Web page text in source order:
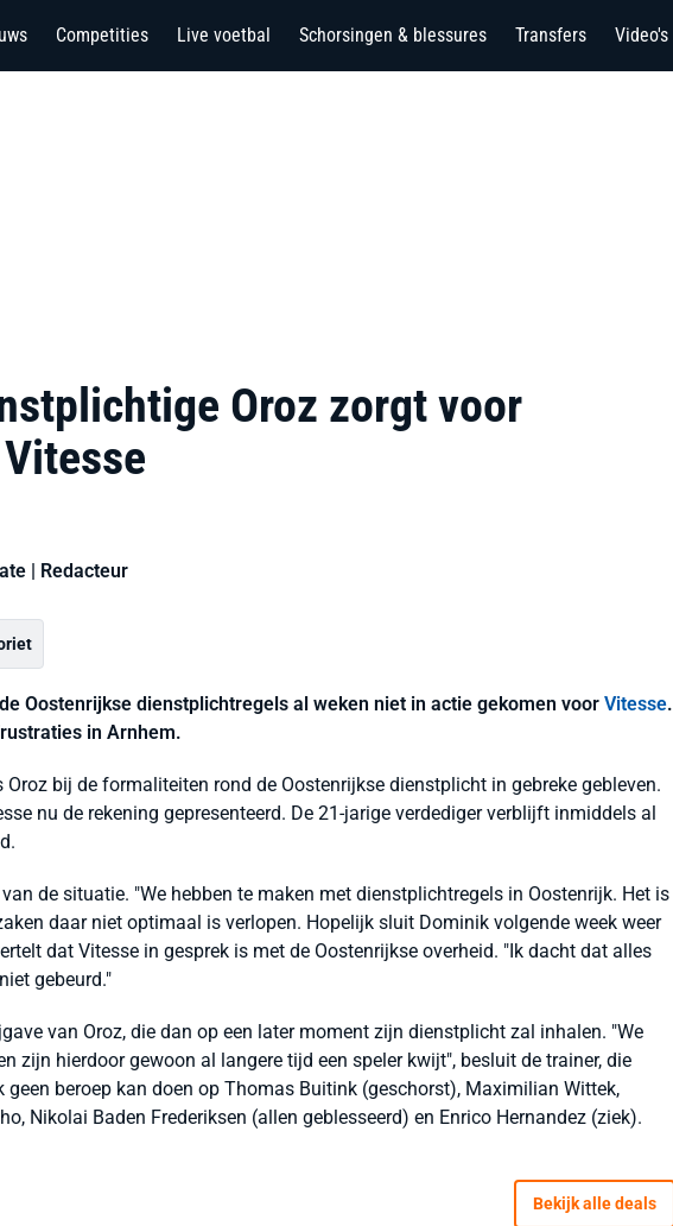
Competities Live voetbal Schorsingen & blessures Transfers Video's
Oroz zorgt voor
| Redacteur
Oostenrijkse dienstplichtregels al weken niet in actie gekomen voor Vitesse.
in Arnhem.
bij de formaliteiten rond de Oostenrijkse dienstplicht in gebreke gebleven.
nu de rekening gepresenteerd. De 21-jarige verdediger verblijft inmiddels al
de situatie. "We hebben te maken met dienstplichtregels in Oostenrijk. Het is
daar niet optimaal is verlopen. Hopelijk sluit Dominik volgende week weer
dat Vitesse in gesprek is met de Oostenrijkse overheid. "Ik dacht dat alles
gebeurd."
van Oroz, die dan op een later moment zijn dienstplicht zal inhalen. "We
zijn hierdoor gewoon al langere tijd een speler kwijt", besluit de trainer, die
geen beroep kan doen op Thomas Buitink (geschorst), Maximilian Wittek,
Nikolai Baden Frederiksen (allen geblesseerd) en Enrico Hernandez (ziek).
Bekijk alle deals